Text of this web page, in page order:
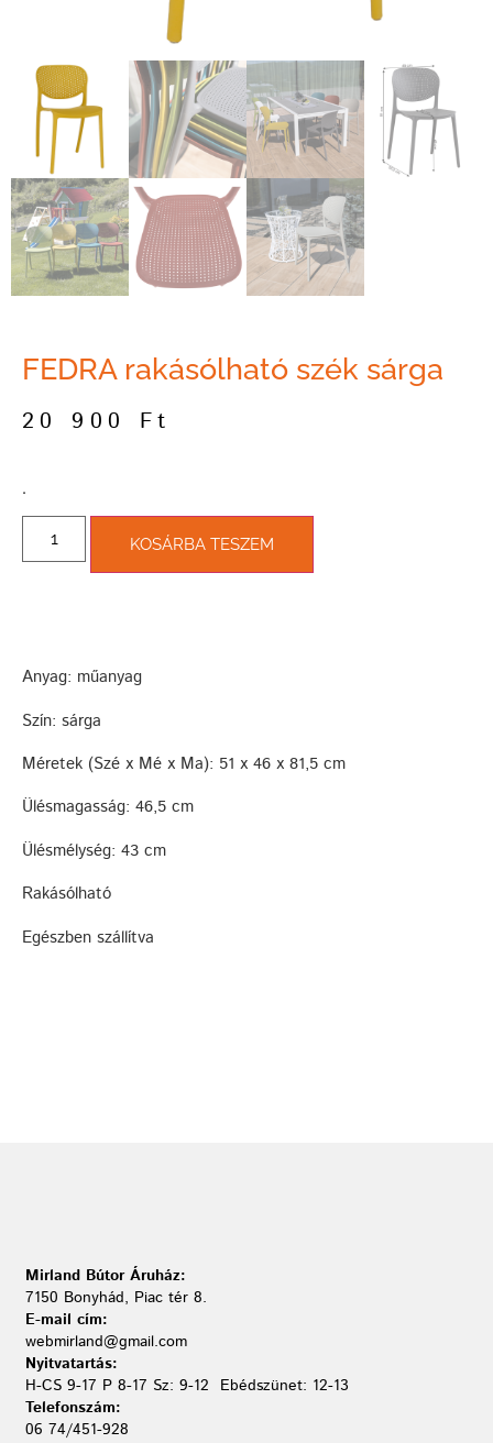
FEDRA rakásólható szék sárga
20 900 Ft
­.
KOSÁRBA TESZEM
Anyag: műanyag
Szín: sárga
Méretek (Szé x Mé x Ma): 51 x 46 x 81,5 cm
Ülésmagasság: 46,5 cm
Ülésmélység: 43 cm
Rakásólható
Egészben szállítva
Mirland Bútor Áruház:
7150 Bonyhád, Piac tér 8.
E-mail cím:
webmirland@gmail.com
Nyitvatartás:
H-CS 9-17 P 8-17 Sz: 9-12 Ebédszünet: 12-13
Telefonszám:
06 74/451-928